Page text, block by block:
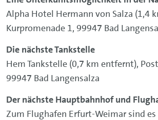
Alpha Hotel Hermann von Salza (1,4
Kurpromenade 1, 99947 Bad
Die nächste Tankstelle
Hem Tankstelle (0,7 km entfernt),
99947 Bad Langensalza
Der nächste Hauptbahnhof und
Zum Flughafen Erfurt-Weimar sind